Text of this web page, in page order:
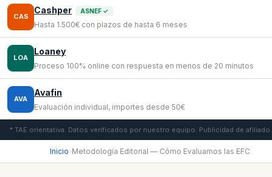
CAS
Cashper ASNEF ✓
Hasta 1.500€ con plazos de hasta 6 meses
LOA
Loaney
Proceso 100% online con respuesta en menos de 20 minutos
AVA
Avafin
Evaluación individual, importes desde 50€
* TAE orientativa. Datos verificados por nuestro equipo. Publicidad de afiliado.
Inicio›Metodología Editorial — Cómo Evaluamos las EFC